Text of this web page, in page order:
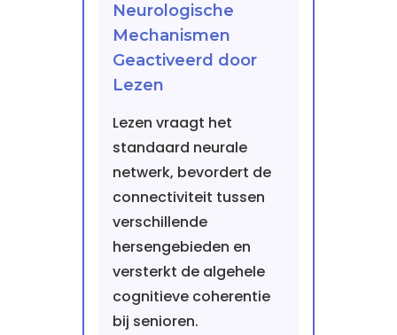
Neurologische
Mechanismen
Geactiveerd door
Lezen
Lezen vraagt het
standaard neurale
netwerk, bevordert de
connectiviteit tussen
verschillende
hersengebieden en
versterkt de algehele
cognitieve coherentie
bij senioren.